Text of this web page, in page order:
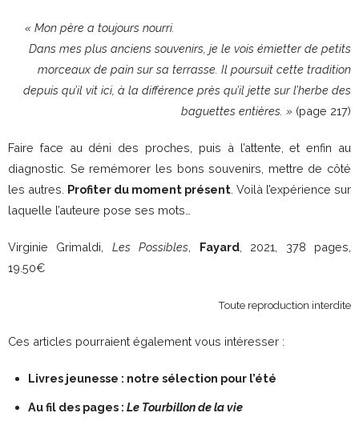
« Mon père a toujours nourri.
Dans mes plus anciens souvenirs, je le vois émietter de petits
morceaux de pain sur sa terrasse. Il poursuit cette tradition
depuis qu’il vit ici, à la différence près qu’il jette sur l’herbe des
baguettes entières. » (page 217)
Faire face au déni des proches, puis à l’attente, et enfin au
diagnostic. Se remémorer les bons souvenirs, mettre de côté
les autres. Profiter du moment présent . Voilà l’expérience sur
laquelle l’auteure pose ses mots…
Virginie Grimaldi, Les Possibles Fayard, 2021, 378 pages,
19.50€
Toute reproduction interdite
Ces articles pourraient également vous intéresser :
Livres jeunesse : notre sélection pour l’été
Au fil des pages : Le Tourbillon de la vie